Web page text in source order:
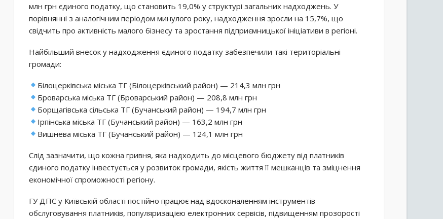
млн грн єдиного податку, що становить 19,0% у структурі загальних надходжень. У
порівнянні з аналогічним періодом минулого року, надходження зросли на 15,7%, що
свідчить про активність малого бізнесу та зростання підприємницької ініціативи в регіоні.
Найбільший внесок у надходження єдиного податку забезпечили такі територіальні
громади:
Білоцерківська міська ТГ (Білоцерківський район) — 214,3 млн грн
Броварська міська ТГ (Броварський район) — 208,8 млн грн
Борщагівська сільська ТГ (Бучанський район) — 194,7 млн грн
Ірпінська міська ТГ (Бучанський район) — 163,2 млн грн
Вишнева міська ТГ (Бучанський район) — 124,1 млн грн
Слід зазначити, що кожна гривня, яка надходить до місцевого бюджету від платників
єдиного податку інвестується у розвиток громади, якість життя її мешканців та зміцнення
економічної спроможності регіону.
ГУ ДПС у Київській області постійно працює над вдосконаленням інструментів
обслуговування платників, популяризацією електронних сервісів, підвищенням прозорості